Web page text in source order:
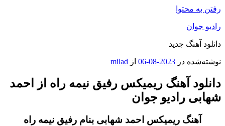
به محتوا
جوان
آهنگ جدید
در 2023-08-06 ازmilad
آهنگ ریمیکس رفیق نیمه راه از احمد
رادیو جوان
آهنگ ریمیکس احمد شهابی بنام رفیق نیمه راه